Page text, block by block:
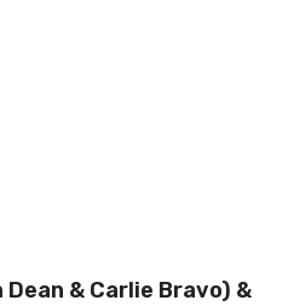
& Carlie Bravo) &